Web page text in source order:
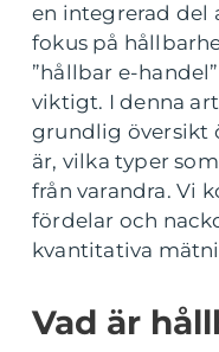
en integrerad del
fokus på
”hållbar e-
viktigt. I denna
grundlig översikt
är, vilka typer
från varandra. Vi
fördelar och
kvantitativa
Vad är